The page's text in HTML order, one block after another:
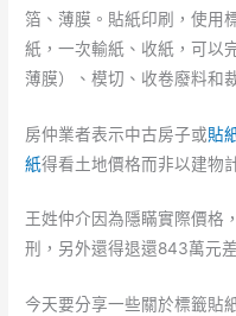
箔、薄膜。貼紙印刷，使用
紙，一次輸紙、收紙，可以
薄膜）、模切、收卷廢料和
房仲業者表示中古房子或貼
紙得看土地價格而非以建物
王姓仲介因為隱瞞實際價格
刑，另外還得退還843萬元
今天要分享一些關於標籤貼